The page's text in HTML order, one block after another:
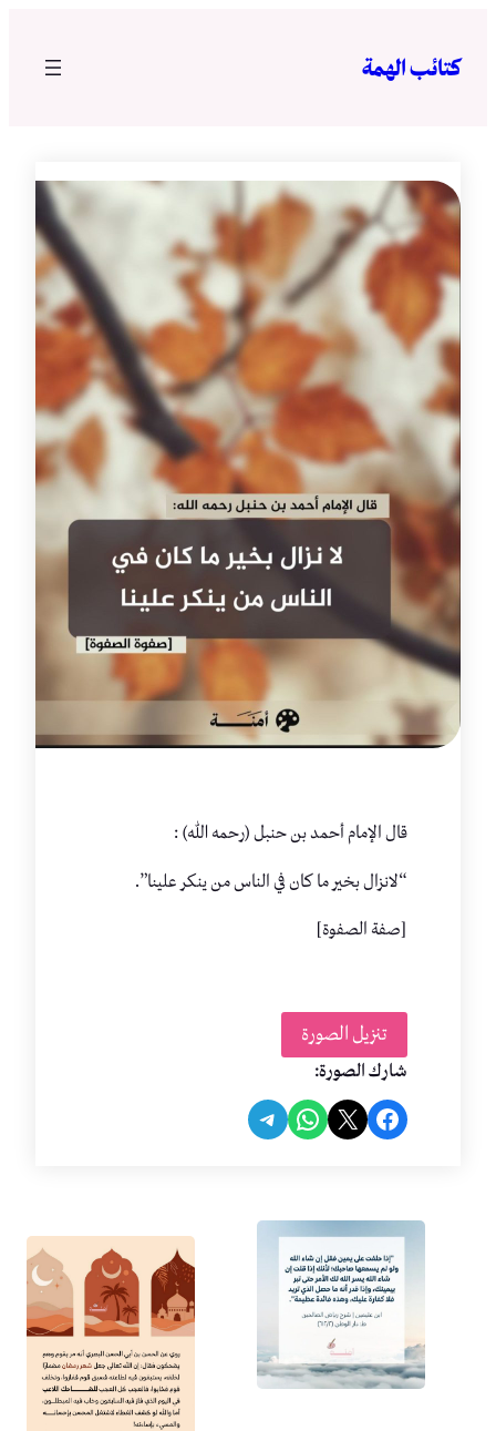
المحتوى
كتائب الهمة
قال الإمام أحمد بن حنبل (رحمه الله) :
“لانزال بخير ما كان في الناس من ينكر علينا”.
[صفة الصفوة]
تنزيل الصورة
شارك الصورة:
Share on Facebook
Share on X
Share on WhatsApp
Share on Telegram